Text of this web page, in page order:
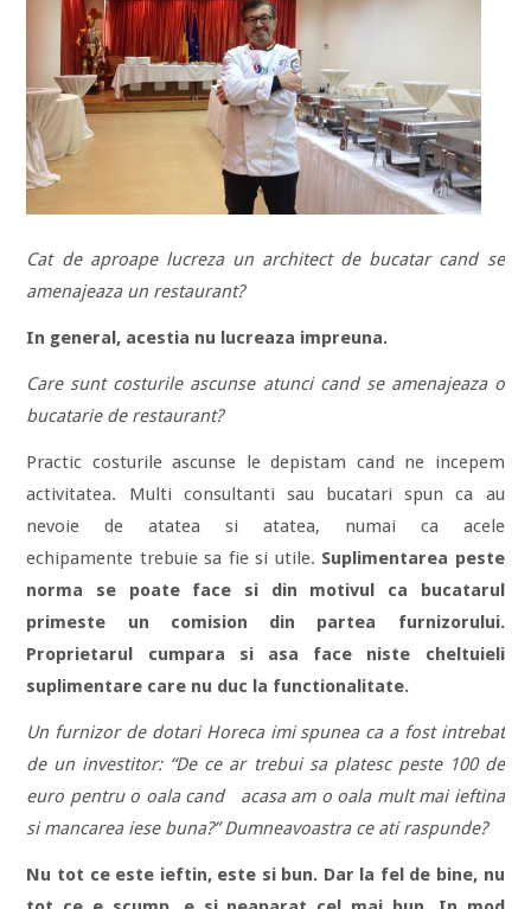
Cat de aproape lucreza un architect de bucatar cand se
amenajeaza un restaurant?
In general, acestia nu lucreaza impreuna.
Care sunt costurile ascunse atunci cand se amenajeaza o
bucatarie de restaurant?
Practic costurile ascunse le depistam cand ne incepem
activitatea. Multi consultanti sau bucatari spun ca au
nevoie de atatea si atatea, numai ca acele
echipamente trebuie sa fie si utile. Suplimentarea peste
norma se poate face si din motivul ca bucatarul
primeste un comision din partea furnizorului.
Proprietarul cumpara si asa face niste cheltuieli
suplimentare care nu duc la functionalitate.
Un furnizor de dotari Horeca imi spunea ca a fost intrebat
de un investitor: “De ce ar trebui sa platesc peste 100 de
euro pentru o oala cand acasa am o oala mult mai ieftina
si mancarea iese buna?” Dumneavoastra ce ati raspunde?
Nu tot ce este ieftin, este si bun. Dar la fel de bine, nu